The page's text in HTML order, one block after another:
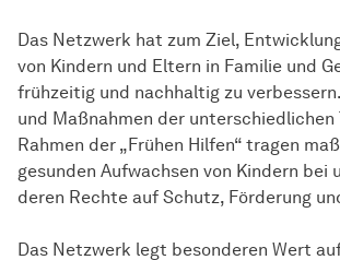
Das Netzwerk hat zum Ziel,
von Kindern und Eltern in Familie und
frühzeitig und nachhaltig zu
und Maßnahmen der unterschiedlichen
Rahmen der „Frühen Hilfen“ tragen
gesunden Aufwachsen von Kindern bei
deren Rechte auf Schutz, Förderung
Das Netzwerk legt besonderen Wert